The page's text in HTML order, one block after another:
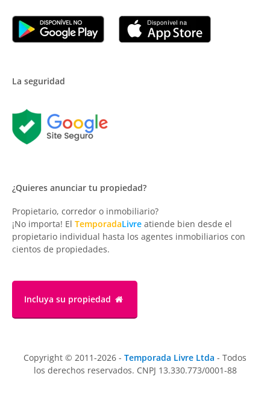
La seguridad
¿Quieres anunciar tu propiedad?
Propietario, corredor o inmobiliario?
¡No importa! El TemporadaLivre atiende bien desde el
propietario individual hasta los agentes inmobiliarios con
cientos de propiedades.
Incluya su propiedad
Copyright © 2011-2026 - Temporada Livre Ltda - Todos
los derechos reservados. CNPJ 13.330.773/0001-88